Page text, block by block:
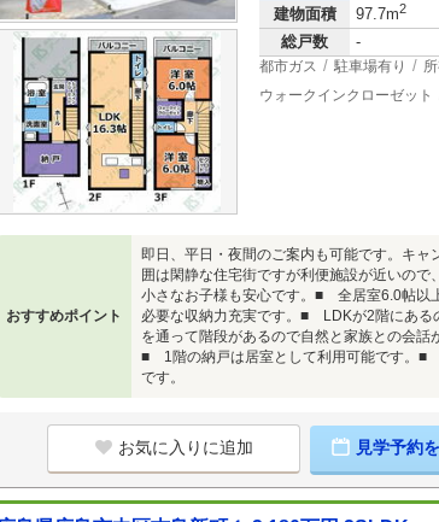
建物面積
97.7m2
総戸数 -
都市ガス 駐車場有り
ウォークインクローゼット
おすすめポイント
即日、平日・夜間のご案内も可能です。キ
囲は閑静な住宅街ですが利便施設が近いの
小さなお子様も安心です。■ 全居室6.0帖以
必要な収納力充実です。■ LDKが2階にあ
を通って階段があるので自然と家族との会
■ 1階の納戸は居室として利用可能です。■
です。
お気に入りに追加 見学予約